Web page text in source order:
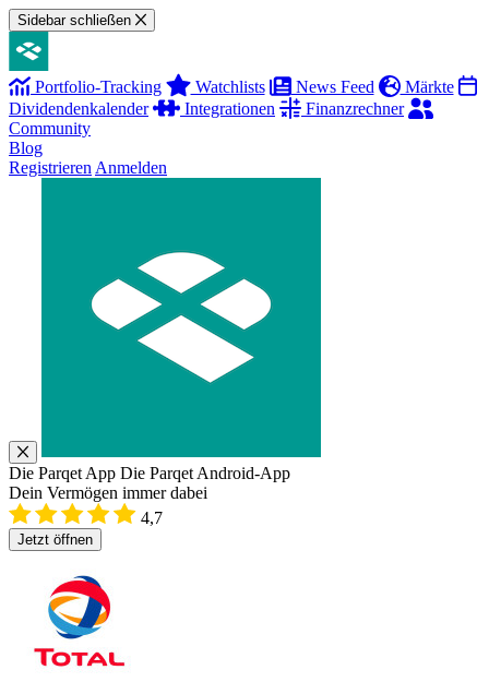
Sidebar schließen
Portfolio-Tracking Watchlists News Feed
Märkte
Dividendenkalender
Integrationen
Finanzrechner
Community
Blog
Registrieren Anmelden
Die Parqet App Die Parqet Android-App
Dein Vermögen immer dabei
4,7
Jetzt öffnen